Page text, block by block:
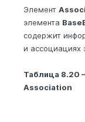
Элемент
элемента
содержит
и ассоциациях
Таблица 8.20
Association